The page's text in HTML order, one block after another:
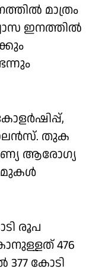
മാത്രം
ഇനത്തിൽ
തുക
ആരോഗ്യ
രൂപ
476
കോടി